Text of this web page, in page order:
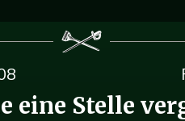
eine Stelle